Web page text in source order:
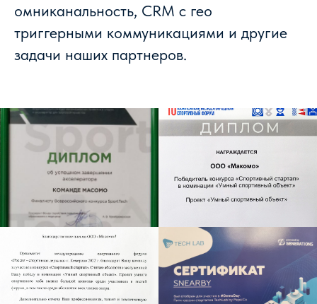
омниканальность, CRM с гео
триггерными коммуникациями и другие
задачи наших партнеров.